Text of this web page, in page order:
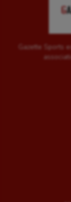
Gazette Sports